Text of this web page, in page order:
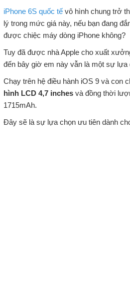
iPhone 6S quốc tế vô hình chung trở
lý trong mức giá này, nếu bạn đang
được chiệc máy dòng iPhone không?
Tuy đã được nhà Apple cho xuất
đến bây giờ em này vẫn là một sự lựa
Chạy trên hệ điều hành iOS 9 và con
hình LCD 4,7 inchesvà đồng thời
1715mAh.
Đây sẽ là sự lựa chọn ưu tiên dành